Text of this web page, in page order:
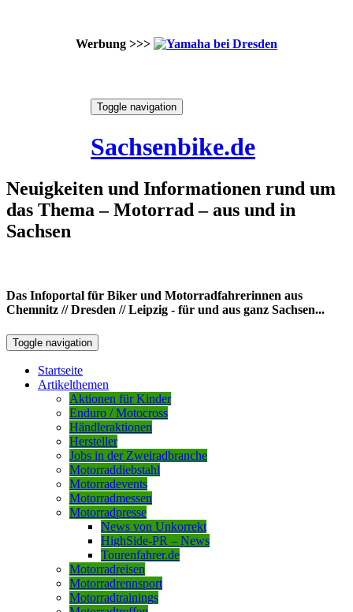
Werbung >>>
Toggle navigation
Sachsenbike.de
Neuigkeiten und Informationen rund um
das Thema – Motorrad – aus und in
Sachsen
Das Infoportal für Biker und Motorradfahrerinnen aus
Chemnitz // Dresden // Leipzig - für und aus ganz Sachsen...
Toggle navigation
Startseite
Artikelthemen
Aktionen für Kinder
Enduro / Motocross
Händleraktionen
Hersteller
Jobs in der Zweiradbranche
Motorraddiebstahl
Motorradevents
Motorradmessen
Motorradpresse
News von Unkorrekt
HighSide-PR – News
Tourenfahrer.de
Motorradreisen
Motorradrennsport
Motorradtrainings